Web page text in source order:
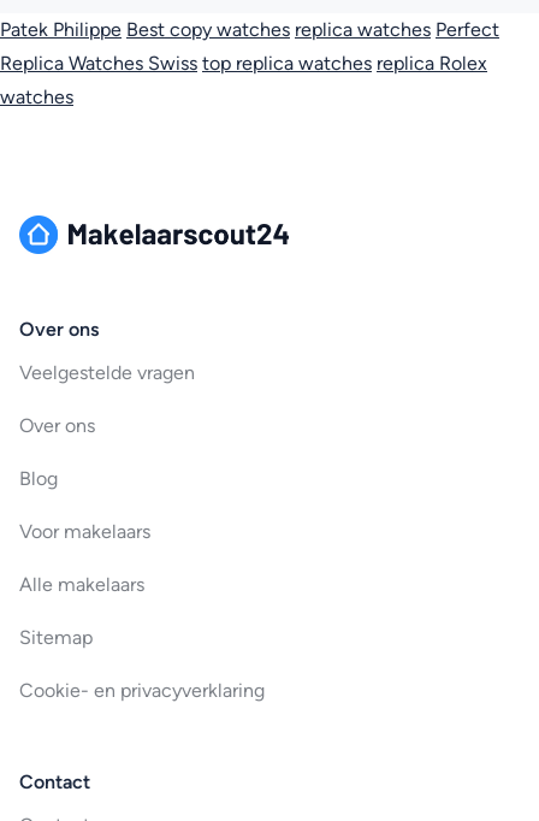
Patek Philippe Best copy watches replica watches Perfect
Replica Watches Swiss top replica watches replica Rolex
watches
Over ons
Veelgestelde vragen
Over ons
Blog
Voor makelaars
Alle makelaars
Sitemap
Cookie- en privacyverklaring
Contact